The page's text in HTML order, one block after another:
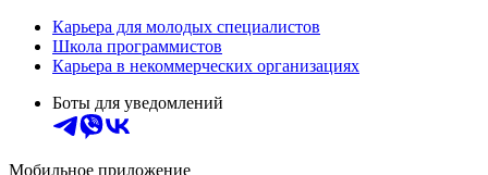
Карьера для молодых специалистов
Школа программистов
Карьера в некоммерческих организациях
Боты для уведомлений
Мобильное приложение